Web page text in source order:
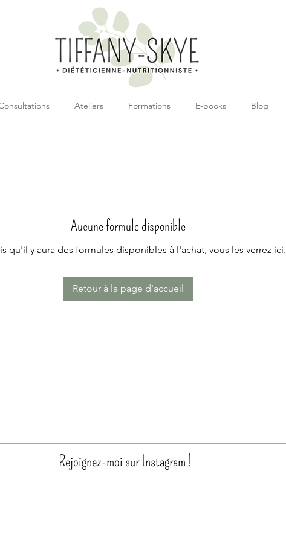
Ateliers Formations E-books Blog
Aucune formule disponible
qu'il y aura des formules disponibles à l'achat, vous les verrez ici.
Retour à la page d'accueil
Rejoignez-moi sur Instagram !